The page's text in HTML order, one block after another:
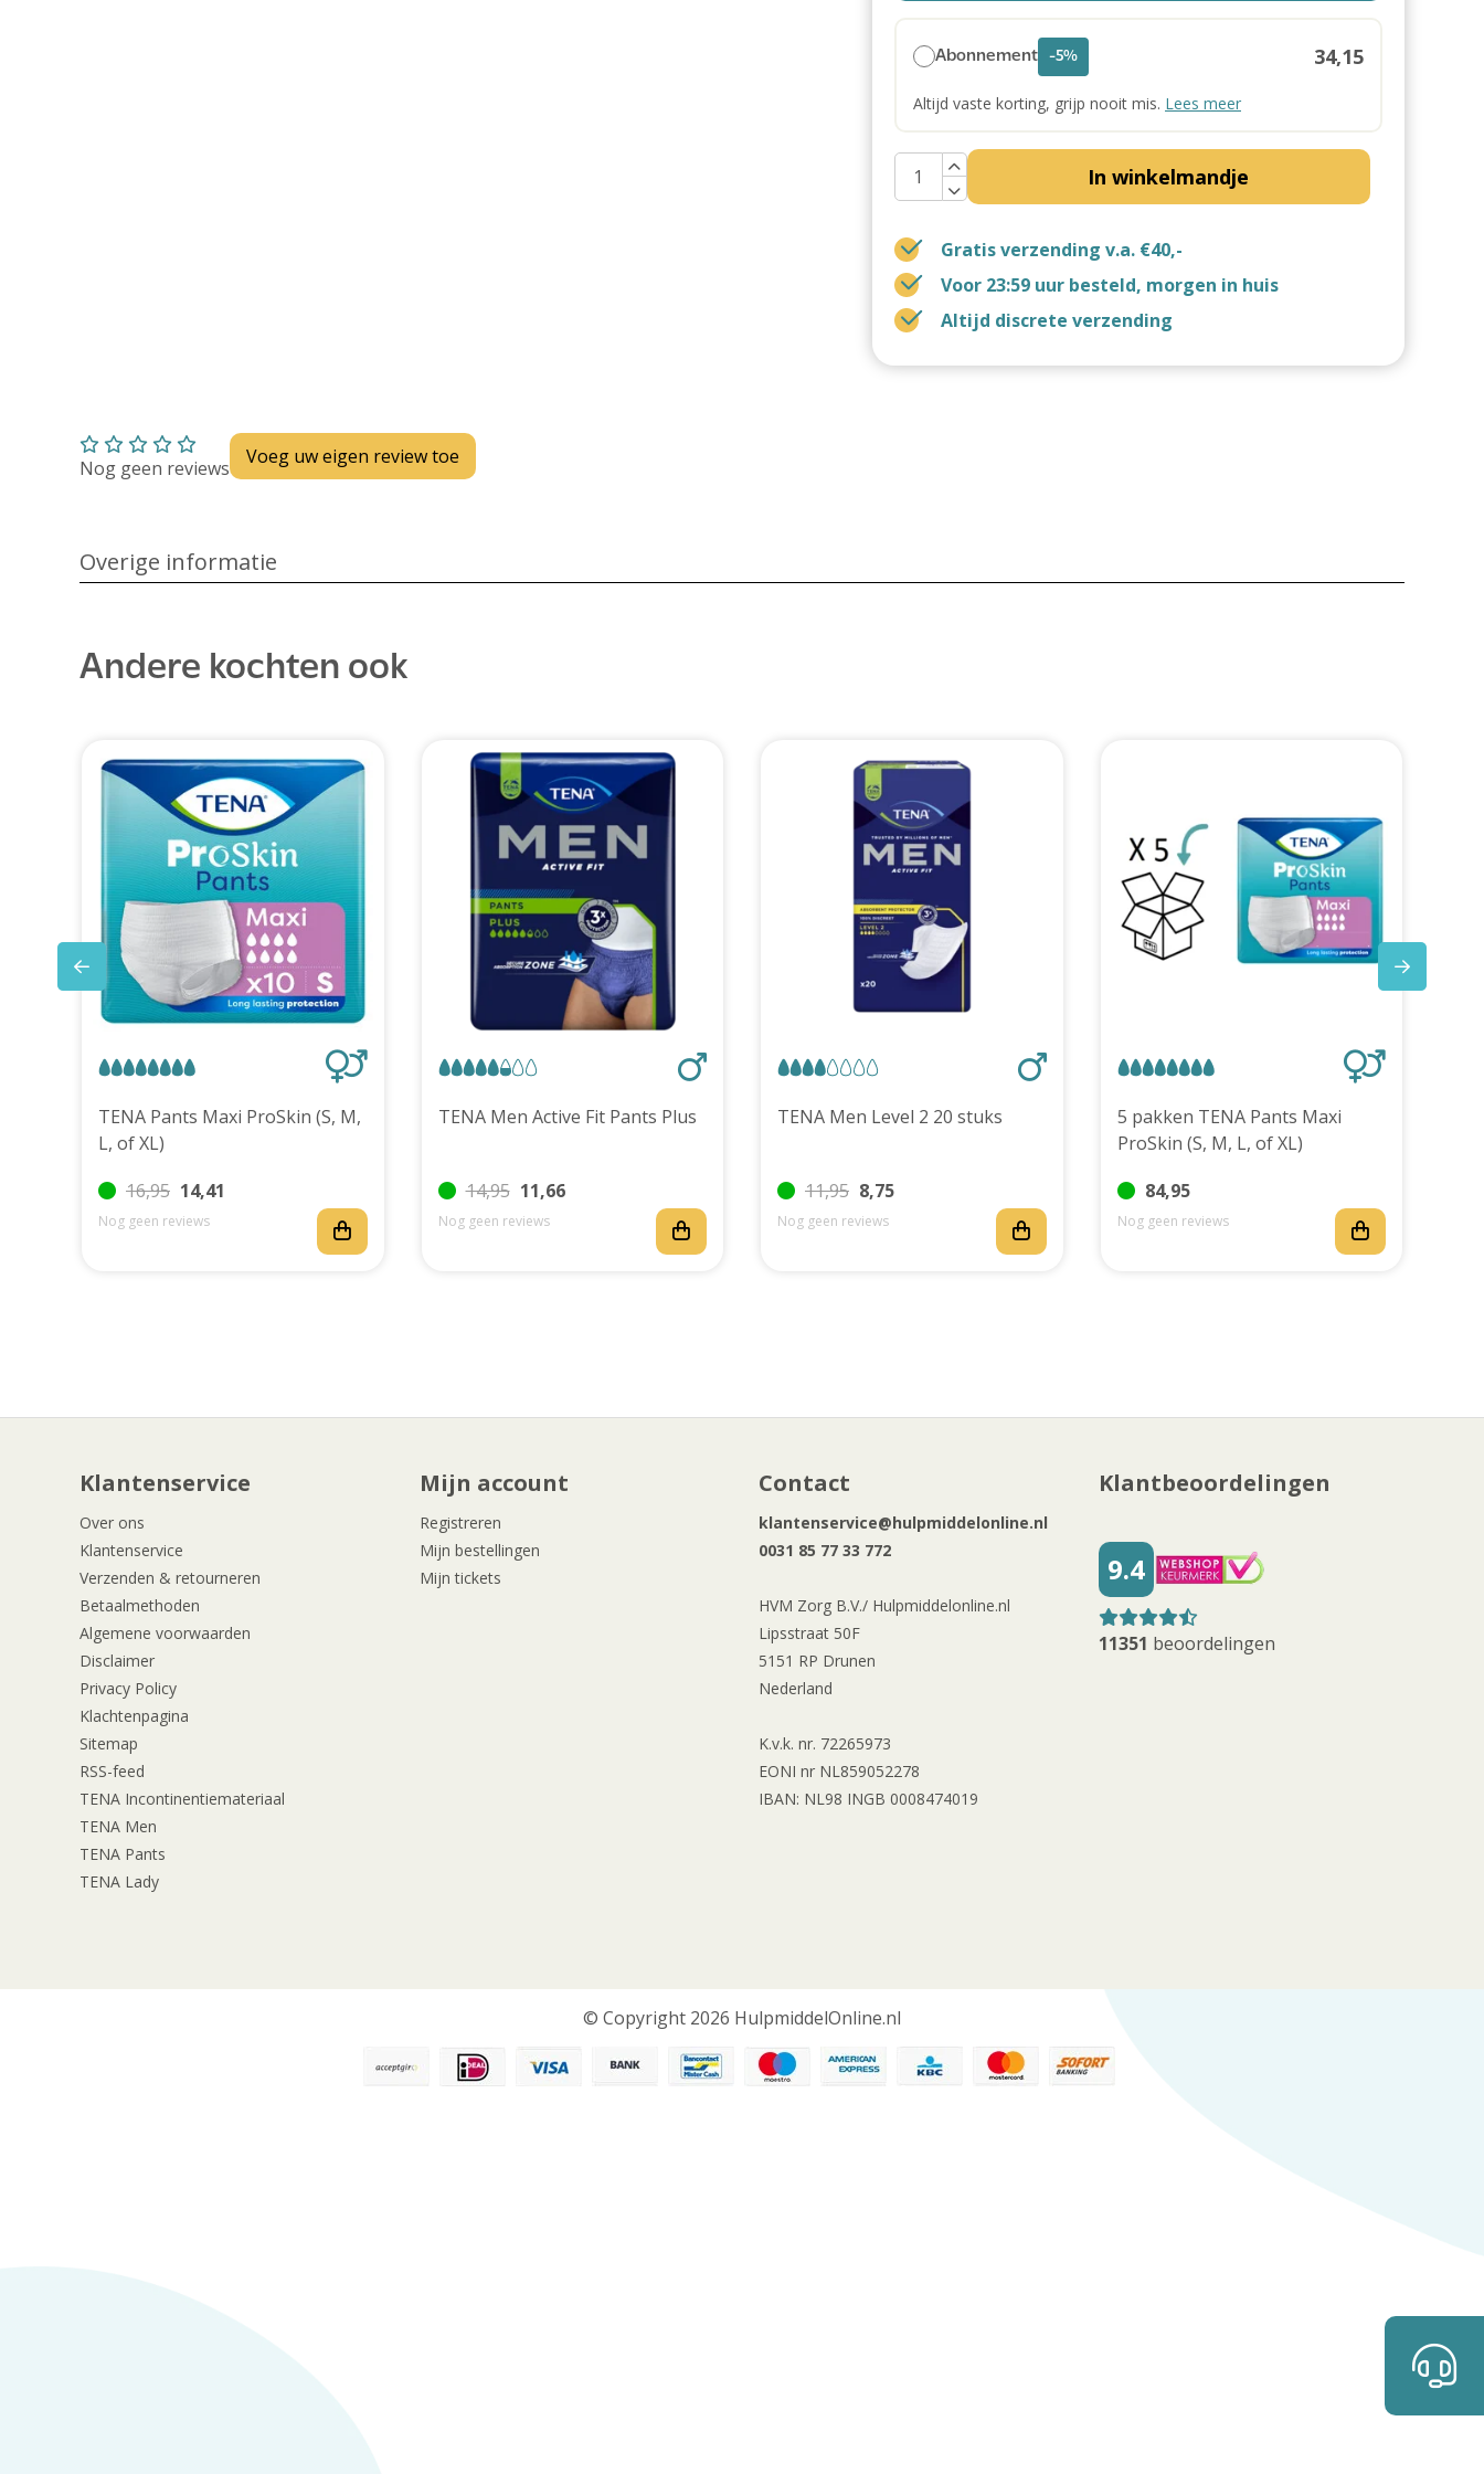
Abonnement -5% 34,15
Altijd vaste korting, grijp nooit mis. Lees meer
In winkelmandje
Gratis verzending v.a. €40,-
Voor 23:59 uur besteld, morgen in huis
Altijd discrete verzending
Nog geen reviews Voeg uw eigen review toe
Overige informatie
Andere kochten ook
TENA Pants Maxi ProSkin (S, M,
L, of XL)
16,95 14,41
Nog geen reviews
TENA Men Active Fit Pants Plus
14,95 11,66
Nog geen reviews
TENA Men Level 2 20 stuks
11,95 8,75
Nog geen reviews
5 pakken TENA Pants Maxi
ProSkin (S, M, L, of XL)
84,95
Nog geen reviews
Klantenservice
Over ons
Klantenservice
Verzenden & retourneren
Betaalmethoden
Algemene voorwaarden
Disclaimer
Privacy Policy
Klachtenpagina
Sitemap
RSS-feed
TENA Incontinentiemateriaal
TENA Men
TENA Pants
TENA Lady
Mijn account
Registreren
Mijn bestellingen
Mijn tickets
Contact
klantenservice@hulpmiddelonline.nl
0031 85 77 33 772
HVM Zorg B.V./ Hulpmiddelonline.nl
Lipsstraat 50F
5151 RP Drunen
Nederland
K.v.k. nr. 72265973
EONI nr NL859052278
IBAN: NL98 INGB 0008474019
Klantbeoordelingen
9.4
11351 beoordelingen
© Copyright 2026 HulpmiddelOnline.nl